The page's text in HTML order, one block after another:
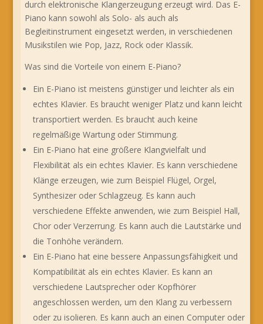
durch elektronische Klangerzeugung erzeugt wird. Das E-
Piano kann sowohl als Solo- als auch als
Begleitinstrument eingesetzt werden, in verschiedenen
Musikstilen wie Pop, Jazz, Rock oder Klassik.
Was sind die Vorteile von einem E-Piano?
Ein E-Piano ist meistens günstiger und leichter als ein
echtes Klavier. Es braucht weniger Platz und kann leicht
transportiert werden. Es braucht auch keine
regelmäßige Wartung oder Stimmung.
Ein E-Piano hat eine größere Klangvielfalt und
Flexibilität als ein echtes Klavier. Es kann verschiedene
Klänge erzeugen, wie zum Beispiel Flügel, Orgel,
Synthesizer oder Schlagzeug. Es kann auch
verschiedene Effekte anwenden, wie zum Beispiel Hall,
Chor oder Verzerrung. Es kann auch die Lautstärke und
die Tonhöhe verändern.
Ein E-Piano hat eine bessere Anpassungsfähigkeit und
Kompatibilität als ein echtes Klavier. Es kann an
verschiedene Lautsprecher oder Kopfhörer
angeschlossen werden, um den Klang zu verbessern
oder zu isolieren. Es kann auch an einen Computer oder